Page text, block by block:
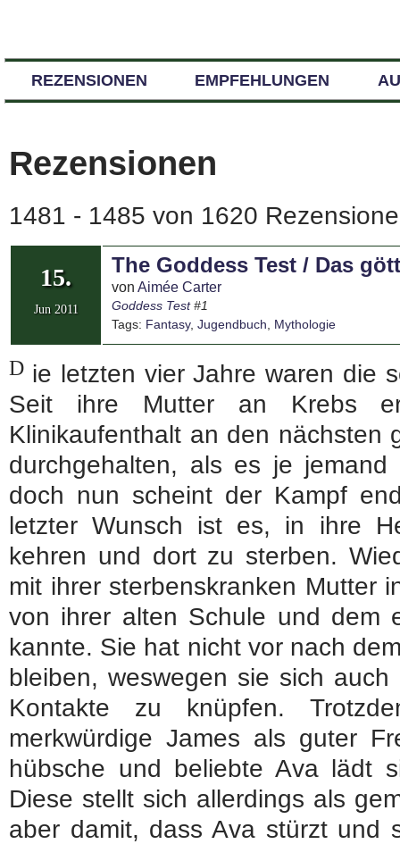
REZENSIONEN EMPFEHLUNGEN
Rezensionen
1481 - 1485 von 1620
15.
Jun 2011
The Goddess Test / Das
von Aimée Carter
Goddess Test#1
Tags: Fantasy, Jugendbuch, Mythologie
D ie letzten vier Jahre waren die
Seit ihre Mutter an Krebs
Klinikaufenthalt an den nächsten
durchgehalten, als es je
doch nun scheint der Kampf
letzter Wunsch ist es, in ihre
kehren und dort zu sterben.
mit ihrer sterbenskranken Mutter
von ihrer alten Schule und dem
kannte. Sie hat nicht vor nach
bleiben, weswegen sie sich
Kontakte zu knüpfen.
merkwürdige James als guter
hübsche und beliebte Ava lädt
Diese stellt sich allerdings als
aber damit, dass Ava stürzt und